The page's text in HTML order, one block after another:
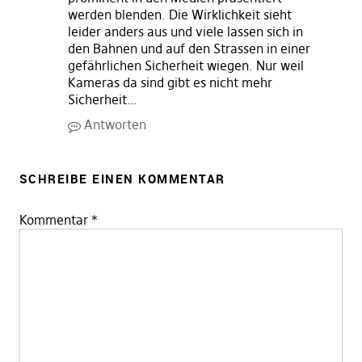
werden blenden. Die Wirklichkeit sieht
leider anders aus und viele lassen sich in
den Bahnen und auf den Strassen in einer
gefährlichen Sicherheit wiegen. Nur weil
Kameras da sind gibt es nicht mehr
Sicherheit…
Antworten
SCHREIBE EINEN KOMMENTAR
Kommentar *